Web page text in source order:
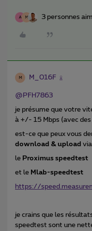
A M 3 personnes
M M_016F
@PFH7863
je présume que votre
à +/- 15 Mbps (avec
est-ce que peux vous
download & upload via
le Proximus speedtest
et le Mlab-speedtest
https://
je crains que les
speedtest sont une